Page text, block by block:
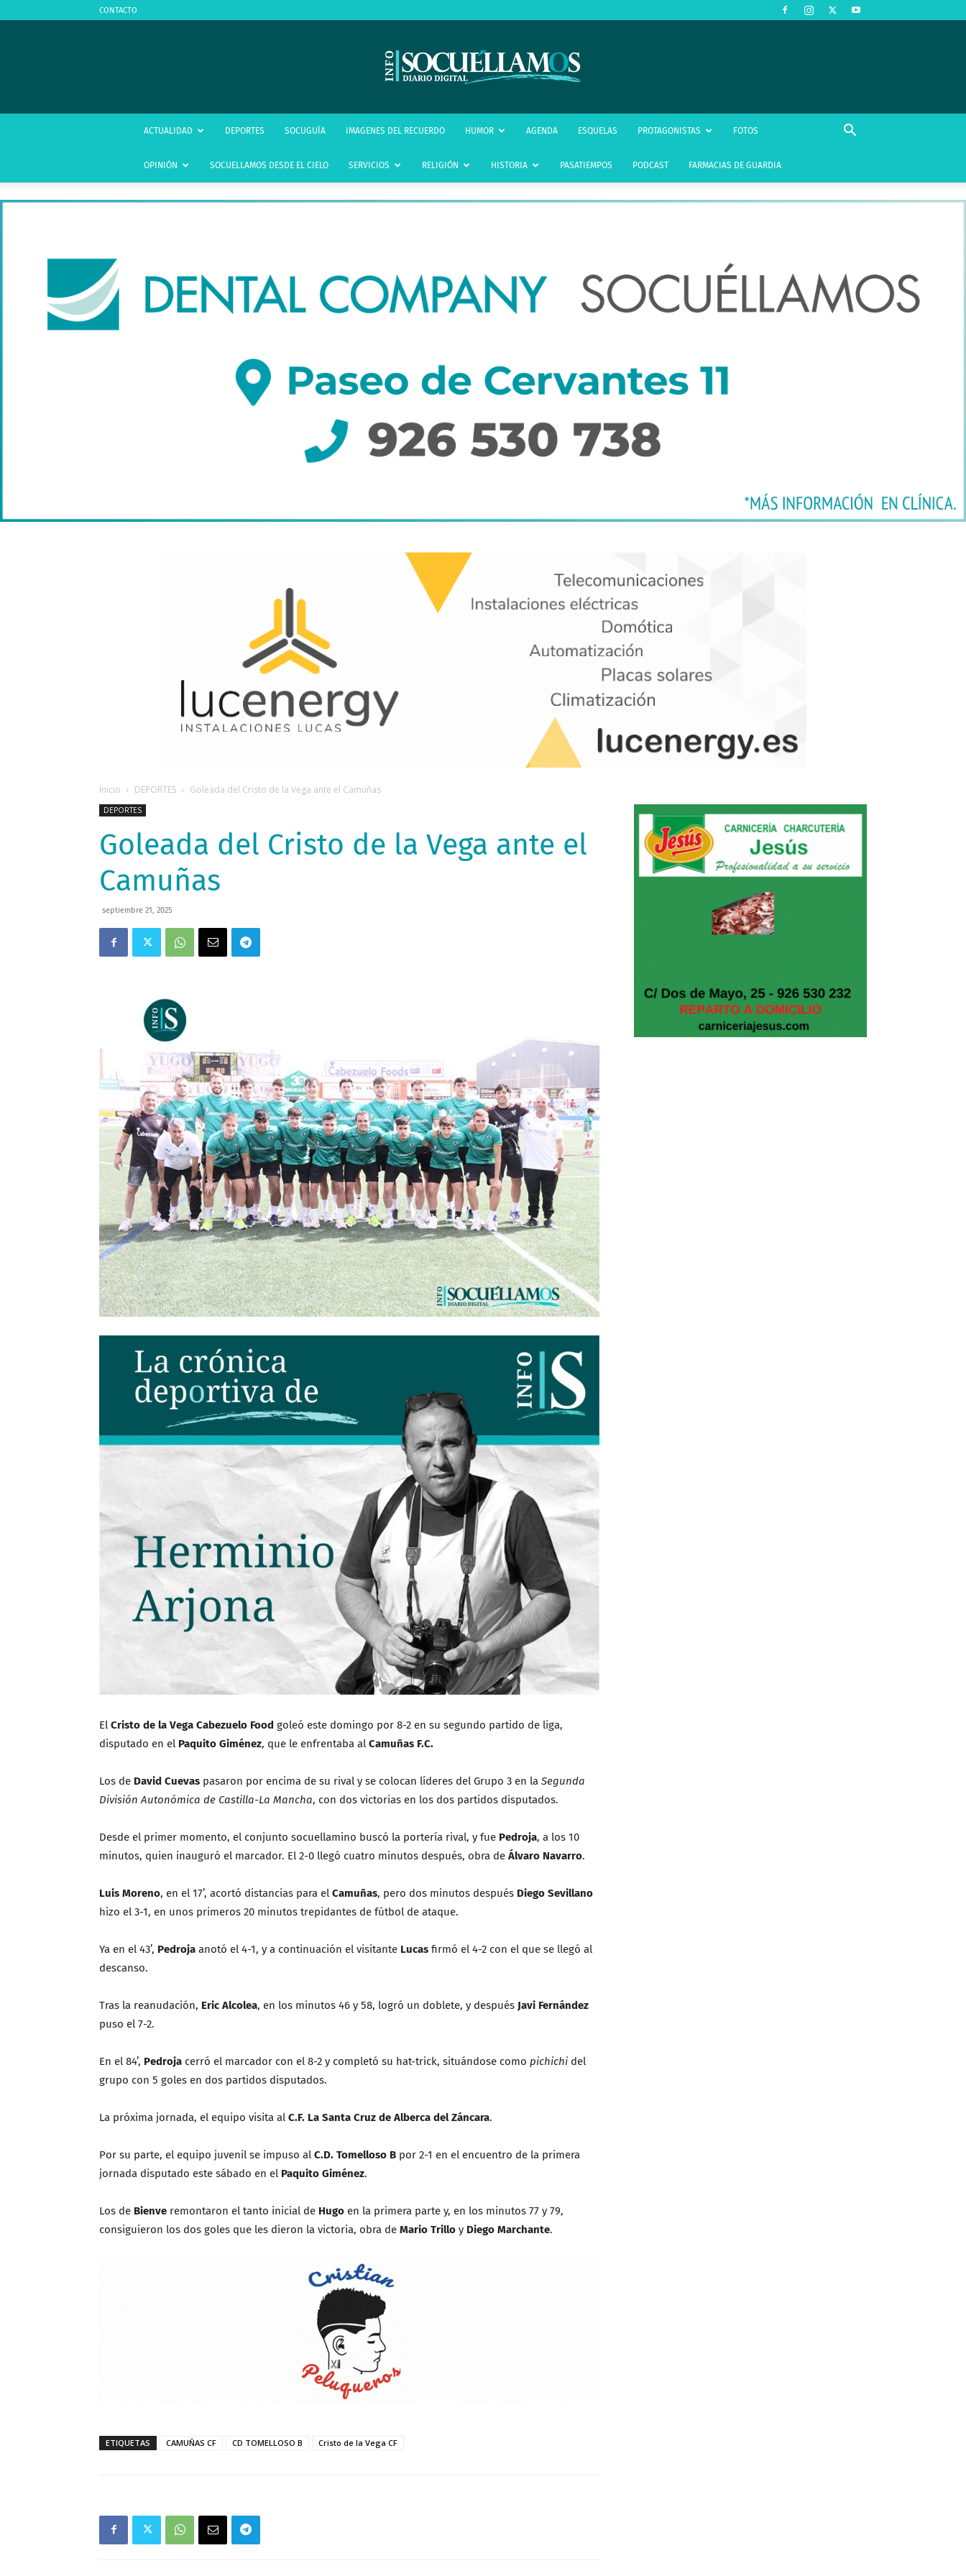
CONTACTO
infoSocuéllamos
ACTUALIDAD DEPORTES SOCUGUÍA IMAGENES DEL RECUERDO HUMOR AGENDA ESQUELAS PROTAGONISTAS FOTOS
OPINIÓN SOCUELLAMOS DESDE EL CIELO SERVICIOS RELIGIÓN HISTORIA PASATIEMPOS PODCAST FARMACIAS DE GUARDIA
Inicio DEPORTES Goleada del Cristo de la Vega ante el Camuñas
DEPORTES
Goleada del Cristo de la Vega ante el
Camuñas
septiembre 21, 2025
El Cristo de la Vega Cabezuelo Food goleó este domingo por 8-2 en su segundo partido de liga,
disputado en el Paquito Giménez, que le enfrentaba al Camuñas F.C.
Los de David Cuevas pasaron por encima de su rival y se colocan líderes del Grupo 3 en la Segunda
División Autonómica de Castilla-La Mancha, con dos victorias en los dos partidos disputados.
Desde el primer momento, el conjunto socuellamino buscó la portería rival, y fue Pedroja, a los 10
minutos, quien inauguró el marcador. El 2-0 llegó cuatro minutos después, obra de Álvaro Navarro.
Luis Moreno, en el 17’, acortó distancias para el Camuñas, pero dos minutos después Diego Sevillano
hizo el 3-1, en unos primeros 20 minutos trepidantes de fútbol de ataque.
Ya en el 43’, Pedroja anotó el 4-1, y a continuación el visitante Lucas firmó el 4-2 con el que se llegó al
descanso.
Tras la reanudación, Eric Alcolea, en los minutos 46 y 58, logró un doblete, y después Javi Fernández
puso el 7-2.
En el 84’, Pedroja cerró el marcador con el 8-2 y completó su hat-trick, situándose como pichichi del
grupo con 5 goles en dos partidos disputados.
La próxima jornada, el equipo visita al C.F. La Santa Cruz de Alberca del Záncara.
Por su parte, el equipo juvenil se impuso al C.D. Tomelloso B por 2-1 en el encuentro de la primera
jornada disputado este sábado en el Paquito Giménez.
Los de Bienve remontaron el tanto inicial de Hugo en la primera parte y, en los minutos 77 y 79,
consiguieron los dos goles que les dieron la victoria, obra de Mario Trillo y Diego Marchante.
ETIQUETAS CAMUÑAS CF CD TOMELLOSO B Cristo de la Vega CF